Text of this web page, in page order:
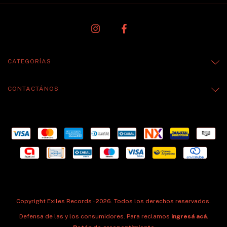
CATEGORÍAS
CONTACTÁNOS
Copyright Exiles Records - 2026. Todos los derechos reservados.
Defensa de las y los consumidores. Para reclamos ingresá acá.